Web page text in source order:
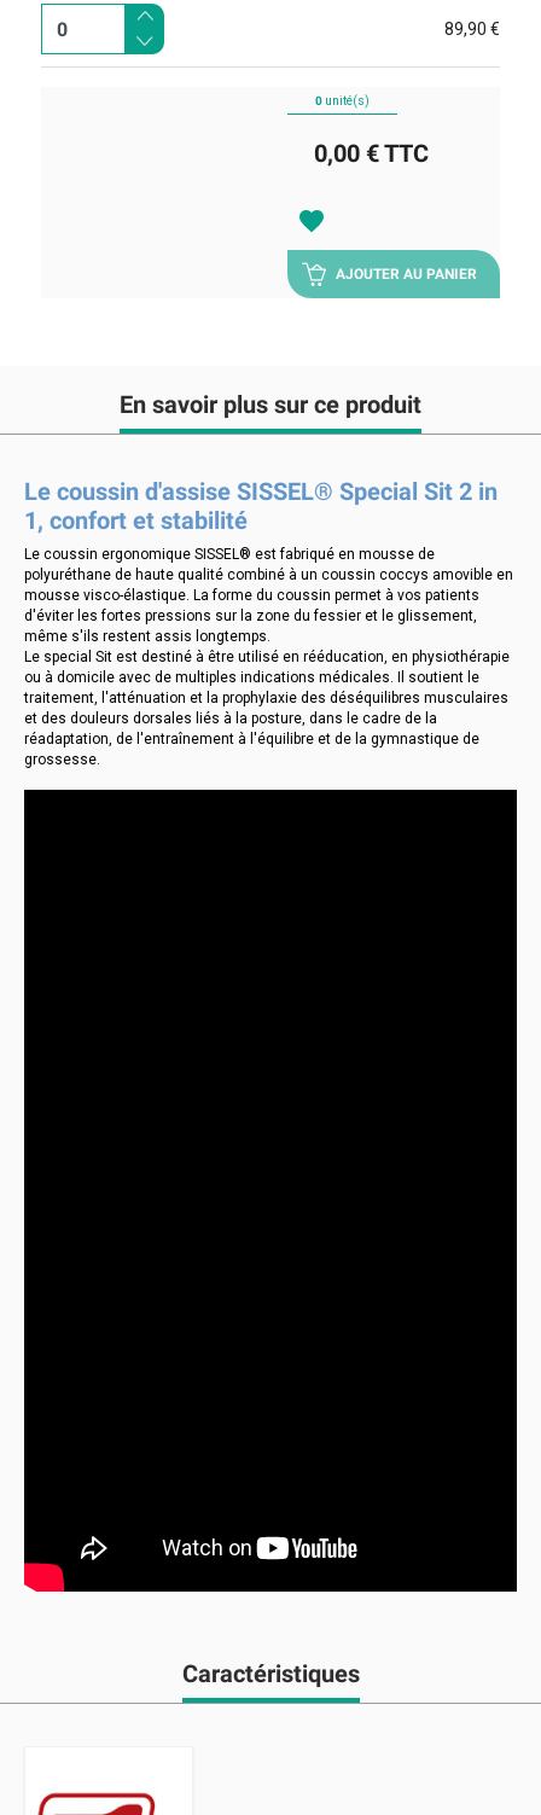
89,90 €
0 unité(s)
0,00 €TTC
favorite
AJOUTER AU PANIER
En savoir plus sur ce produit
Le coussin d'assise SISSEL® Special Sit 2 in
1, confort et stabilité
Le coussin ergonomique SISSEL® est fabriqué en mousse de
polyuréthane de haute qualité combiné à un coussin coccys amovible en
mousse visco-élastique. La forme du coussin permet à vos patients
d'éviter les fortes pressions sur la zone du fessier et le glissement,
même s'ils restent assis longtemps.
Le special Sit est destiné à être utilisé en rééducation, en physiothérapie
ou à domicile avec de multiples indications médicales. Il soutient le
traitement, l'atténuation et la prophylaxie des déséquilibres musculaires
et des douleurs dorsales liés à la posture, dans le cadre de la
réadaptation, de l'entraînement à l'équilibre et de la gymnastique de
grossesse.
Caractéristiques